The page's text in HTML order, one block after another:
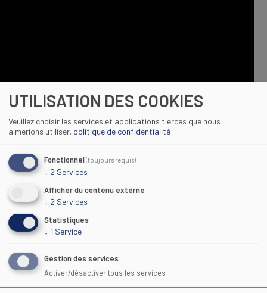
JALIM
UTILISATION DES COOKIES
Veuillez choisir les services et applications tierces que nous
aimerions utiliser. politique de confidentialité
Fonctionnel(toujours requis)
↓ 2 Services
Afficher du contenu externe
↓ 2 Services
Statistiques
↓ 1 Service
Gestion des services
Activer/désactiver tous les services